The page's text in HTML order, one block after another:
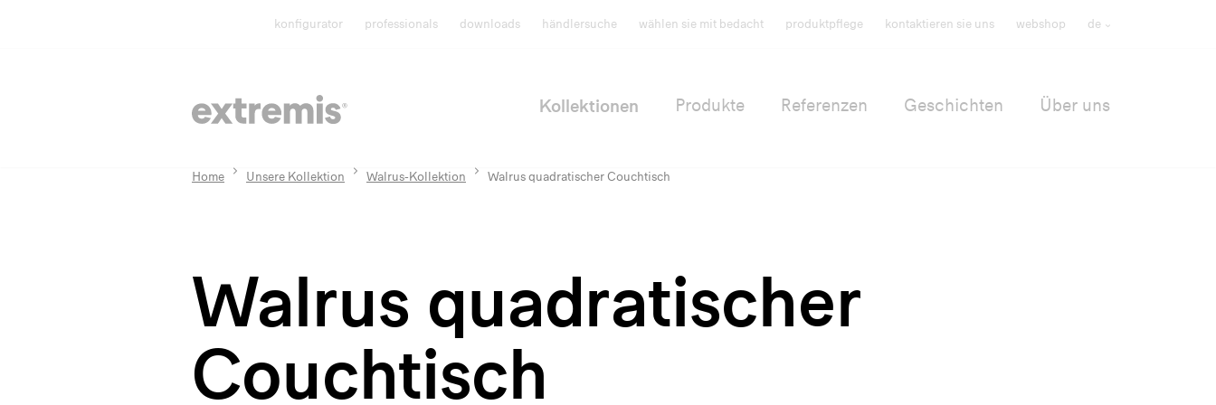
konfigurator professionals downloads händlersuche wählen sie mit bedacht produktpflege kontaktieren sie uns webshop de
Kollektionen Produkte Referenzen Geschichten Über uns
Home Unsere Kollektion Walrus-Kollektion Walrus quadratischer Couchtisch
Walrus quadratischer
Couchtisch